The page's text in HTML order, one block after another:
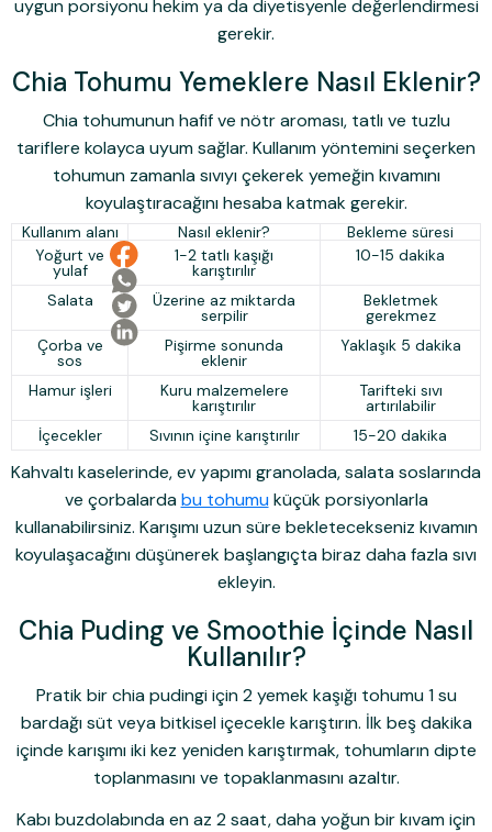
uygun porsiyonu hekim ya da diyetisyenle değerlendirmesi
gerekir.
Chia Tohumu Yemeklere Nasıl Eklenir?
Chia tohumunun hafif ve nötr aroması, tatlı ve tuzlu
tariflere kolayca uyum sağlar. Kullanım yöntemini seçerken
tohumun zamanla sıvıyı çekerek yemeğin kıvamını
koyulaştıracağını hesaba katmak gerekir.
Kullanım alanı Nasıl eklenir?
Bekleme süresi
Yoğurt ve
yulaf
1-2 tatlı kaşığı
karıştırılır
10-15 dakika
Salata Üzerine az miktarda
serpilir
Bekletmek
gerekmez
Çorba ve
sos
Pişirme sonunda
eklenir
Yaklaşık 5 dakika
Hamur işleri Kuru malzemelere
karıştırılır
Tarifteki sıvı
artırılabilir
İçecekler
Sıvının içine karıştırılır 15-20 dakika
Kahvaltı kaselerinde, ev yapımı granolada, salata soslarında
ve çorbalardabu tohumuküçük porsiyonlarla
kullanabilirsiniz. Karışımı uzun süre bekletecekseniz kıvamın
koyulaşacağını düşünerek başlangıçta biraz daha fazla sıvı
ekleyin.
Chia Puding ve Smoothie İçinde Nasıl
Kullanılır?
Pratik bir chia pudingi için 2 yemek kaşığı tohumu 1 su
bardağı süt veya bitkisel içecekle karıştırın. İlk beş dakika
içinde karışımı iki kez yeniden karıştırmak, tohumların dipte
toplanmasını ve topaklanmasını azaltır.
Kabı buzdolabında en az 2 saat, daha yoğun bir kıvam için